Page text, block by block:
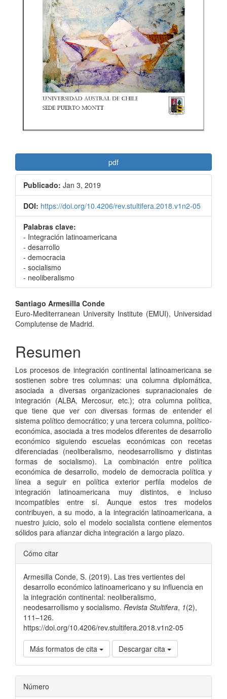
pdf
Publicado: Jan 3, 2019
DOI: https://doi.org/10.4206/rev.stultifera.2018.v1n2-05
Palabras clave:
- Integración latinoamericana
- desarrollo
- democracia
- socialismo
- neoliberalismo
Contenido
principal
artículo
Santiago Armesilla Conde
Euro-Mediterranean University Institute (EMUI), Universidad
Complutense de Madrid.
Resumen
Los procesos de integración continental latinoamericana se
sostienen sobre tres columnas: una columna diplomática,
asociada a diversas organizaciones supranacionales de
integración (ALBA, Mercosur, etc.); otra columna política,
que tiene que ver con diversas formas de entender el
sistema político democrático; y una tercera columna, político-
económica, asociada a tres modelos diferentes de desarrollo
económico siguiendo escuelas económicas con recetas
diferenciadas (neoliberalismo, neodesarrollismo y distintas
formas de socialismo). La combinación entre política
económica de desarrollo, modelo de democracia política y
línea a seguir en política exterior perfila modelos de
integración latinoamericana muy distintos, e incluso
incompatibles entre sí. Aunque estos tres modelos
contribuyen, a su modo, a la integración latinoamericana, a
nuestro juicio, solo el modelo socialista contiene elementos
sólidos para afianzar dicha integración a largo plazo.
Detalles
del
artículo
Cómo citar
Armesilla Conde, S. (2019). Las tres vertientes del
desarrollo económico latinoamericano y su influencia en
la integración continental: neoliberalismo,
neodesarrollismo y socialismo. Revista Stultifera, 1(2),
111–126.
https://doi.org/10.4206/rev.stultifera.2018.v1n2-05
Más formatos de cita Descargar cita
Número